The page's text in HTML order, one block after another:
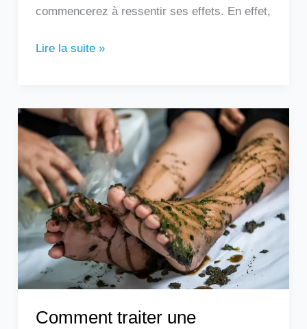
commencerez à ressentir ses effets. En effet,
Lire la suite »
Comment traiter une
Comment
traiter
une
neuropathie
des
pieds
par
les
plantes
?